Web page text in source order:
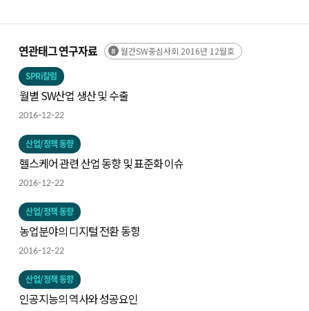
연관태그 연구자료 월간SW중심사회 2016년 12월호
SPRi칼럼
월별 SW산업 생산 및 수출
2016-12-22
산업/정책 동향
헬스케어 관련 산업 동향 및 표준화 이슈
2016-12-22
산업/정책 동향
농업분야의 디지털 전환 동향
2016-12-22
산업/정책 동향
인공지능의 역사와 성공요인